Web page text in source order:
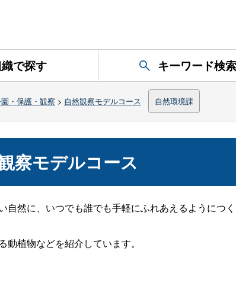
で探す キーワード検索
・保護・観察 > 自然観察モデルコース 自然環境課
察モデルコース
然に、いつでも誰でも手軽にふれあえるようにつ
植物などを紹介しています。